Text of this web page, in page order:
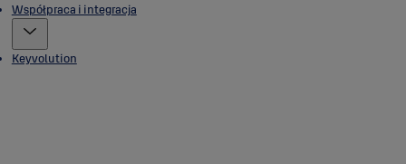
Współpraca i integracja
Keyvolution